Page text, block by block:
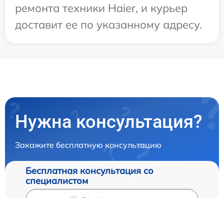
ремонта техники Haier, и курьер
доставит ее по указанному адресу.
Нужна консультация?
Закажите бесплатную консультацию
Бесплатная консультация со
специалистом